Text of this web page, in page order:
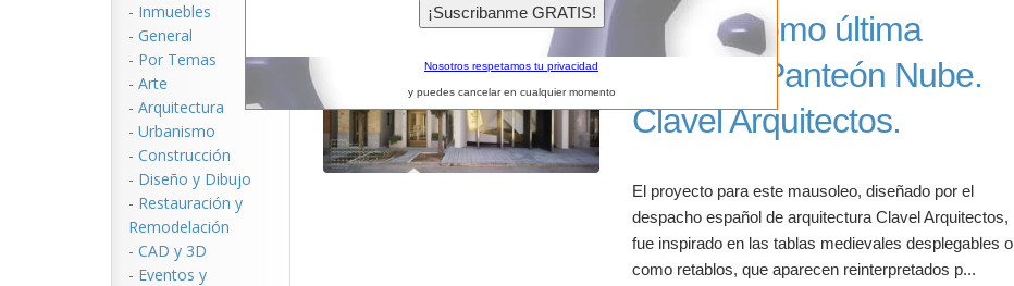
- Inmuebles
- General
- Por Temas
- Arte
- Arquitectura
- Urbanismo
- Construcción
- Diseño y Dibujo
- Restauración y
Remodelación
- CAD y 3D
- Eventos y
El cielo como última
morada. Panteón Nube.
Clavel Arquitectos.
El proyecto para este mausoleo, diseñado por el
despacho español de arquitectura Clavel Arquitectos,
fue inspirado en las tablas medievales desplegables o
como retablos, que aparecen reinterpretados p...
Nosotros respetamos tu privacidad
y puedes cancelar en cualquier momento